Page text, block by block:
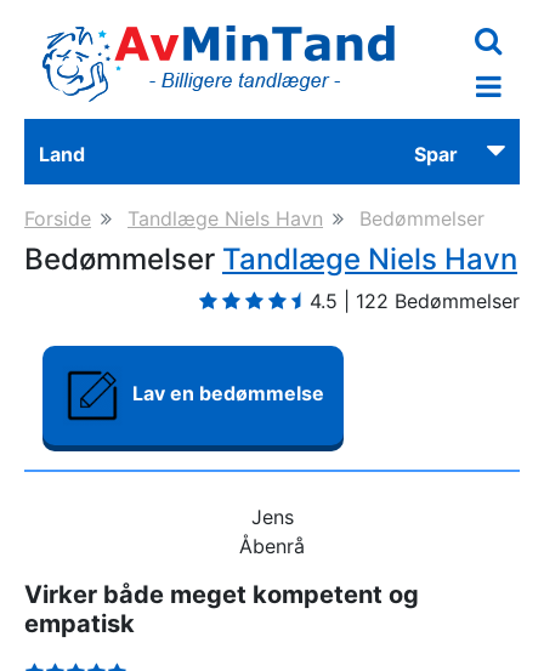
Skip
to
main
content
Land
Spar
Forside Tandlæge Niels Havn Bedømmelser
Bedømmelser Tandlæge Niels Havn
4.5 122 Bedømmelser
Lav en bedømmelse
Jens
Åbenrå
Virker både meget kompetent og
empatisk